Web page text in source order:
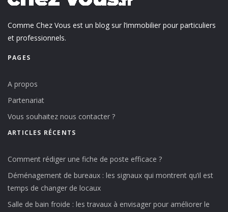
Comme Chez Vous est un blog sur l’immobilier pour particuliers
et professionnels.
PAGES
A propos
Partenariat
Vous souhaitez nous contacter ?
ARTICLES RÉCENTS
Comment rédiger une fiche de poste efficace ?
Déménagement de bureaux : les signaux qui montrent qu’il est
temps de changer de locaux
Salle de bain froide : les travaux à envisager pour améliorer le